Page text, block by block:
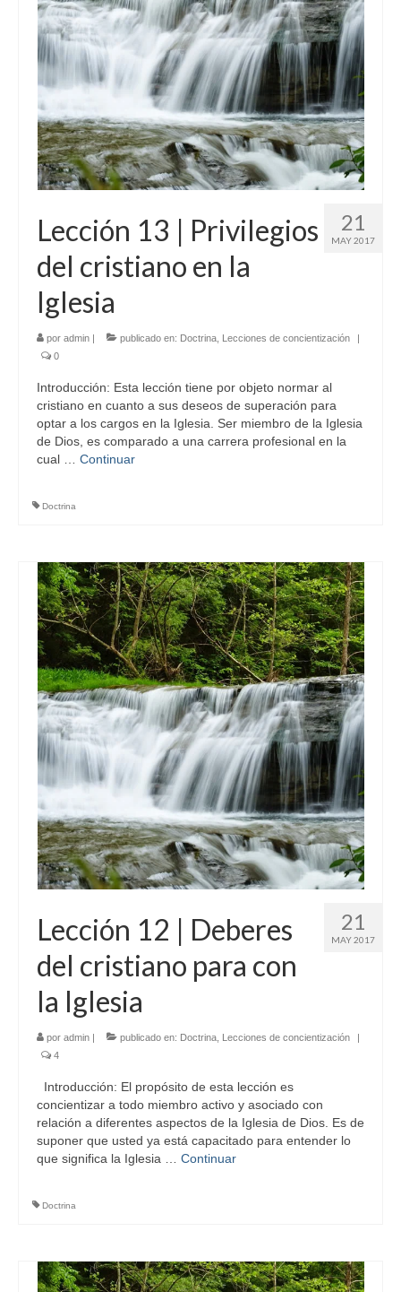
21
MAY 2017
Lección 13 | Privilegios
del cristiano en la
Iglesia
por admin | publicado en: Doctrina Lecciones de concientización
|
0
Introducción: Esta lección tiene por objeto normar al
cristiano en cuanto a sus deseos de superación para
optar a los cargos en la Iglesia. Ser miembro de la Iglesia
de Dios, es comparado a una carrera profesional en la
cual … Continuar
Doctrina
21
MAY 2017
Lección 12 | Deberes
del cristiano para con
la Iglesia
por admin | publicado en: Doctrina Lecciones de concientización
|
4
Introducción: El propósito de esta lección es
concientizar a todo miembro activo y asociado con
relación a diferentes aspectos de la Iglesia de Dios. Es de
suponer que usted ya está capacitado para entender lo
que significa la Iglesia … Continuar
Doctrina